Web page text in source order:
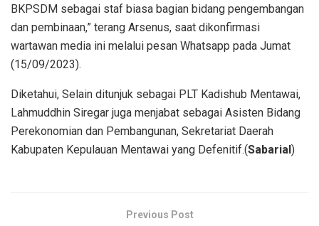
BKPSDM sebagai staf biasa bagian bidang pengembangan
dan pembinaan,” terang Arsenus, saat dikonfirmasi
wartawan media ini melalui pesan Whatsapp pada Jumat
(15/09/2023).
Diketahui, Selain ditunjuk sebagai PLT Kadishub Mentawai,
Lahmuddhin Siregar juga menjabat sebagai Asisten Bidang
Perekonomian dan Pembangunan, Sekretariat Daerah
Kabupaten Kepulauan Mentawai yang Defenitif.(Sabarial)
Previous Post